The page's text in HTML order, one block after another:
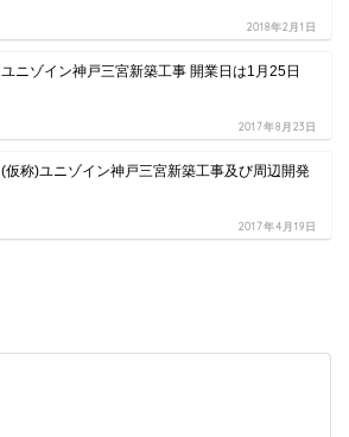
2018年2月1日
ユニゾイン神戸三宮新築工事 開業日は1月25日
2017年8月23日
(仮称)ユニゾイン神戸三宮新築工事及び周辺開発
2017年4月19日